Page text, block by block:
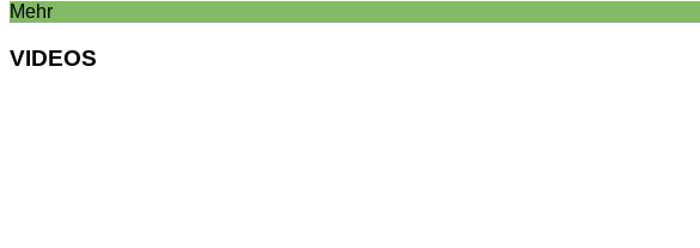
Mehr
VIDEOS